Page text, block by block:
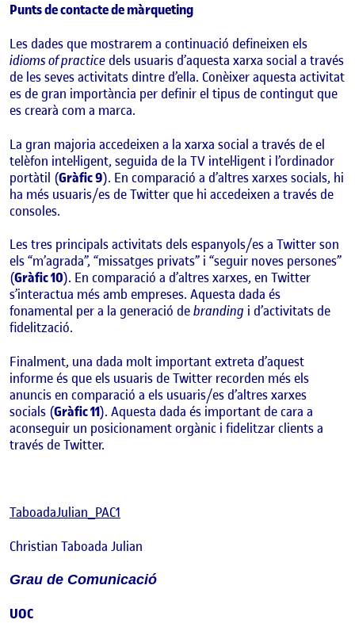
Punts de contacte de màrqueting
Les dades que mostrarem a continuació defineixen els
idioms of practice dels usuaris d’aquesta xarxa social a través
de les seves activitats dintre d’ella. Conèixer aquesta activitat
es de gran importància per definir el tipus de contingut que
es crearà com a marca.
La gran majoria accedeixen a la xarxa social a través de el
telèfon intel·ligent, seguida de la TV intel·ligent i l’ordinador
portàtil (Gràfic 9). En comparació a d’altres xarxes socials, hi
ha més usuaris/es de Twitter que hi accedeixen a través de
consoles.
Les tres principals activitats dels espanyols/es a Twitter son
els “m’agrada”, “missatges privats” i “seguir noves persones”
(Gràfic 10). En comparació a d’altres xarxes, en Twitter
s’interactua més amb empreses. Aquesta dada és
fonamental per a la generació debranding i d’activitats de
fidelització.
Finalment, una dada molt important extreta d’aquest
informe és que els usuaris de Twitter recorden més els
anuncis en comparació a els usuaris/es d’altres xarxes
socials (Gràfic 11). Aquesta dada és important de cara a
aconseguir un posicionament orgànic i fidelitzar clients a
través de Twitter.
TaboadaJulian_PAC1
Christian Taboada Julian
Grau de Comunicació
UOC